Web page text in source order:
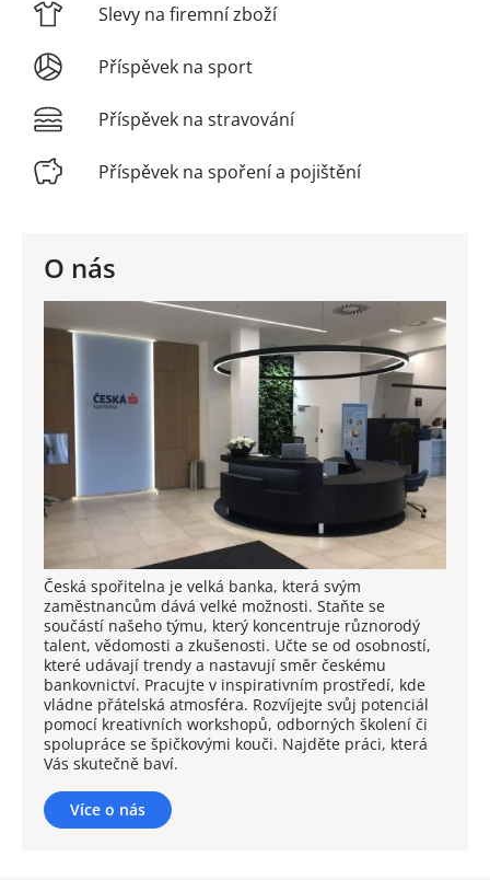
O nás
Česká spořitelna je velká banka, která svým
zaměstnancům dává velké možnosti. Staňte se
součástí našeho týmu, který koncentruje různorodý
talent, vědomosti a zkušenosti. Učte se od osobností,
které udávají trendy a nastavují směr českému
bankovnictví. Pracujte v inspirativním prostředí, kde
vládne přátelská atmosféra. Rozvíjejte svůj potenciál
pomocí kreativních workshopů, odborných školení či
spolupráce se špičkovými kouči. Najděte práci, která
Vás skutečně baví.
Více o nás
Slevy na firemní zboží
Příspěvek na sport
Příspěvek na stravování
Příspěvek na spoření a pojištění